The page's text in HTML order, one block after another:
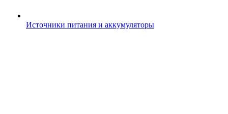
Источники питания и аккумуляторы